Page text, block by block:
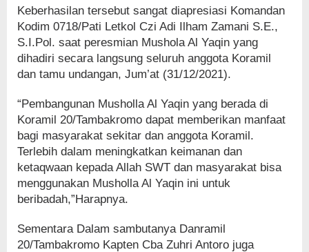
Keberhasilan tersebut sangat diapresiasi Komandan
Kodim 0718/Pati Letkol Czi Adi Ilham Zamani S.E.,
S.I.Pol. saat peresmian Mushola Al Yaqin yang
dihadiri secara langsung seluruh anggota Koramil
dan tamu undangan, Jum’at (31/12/2021).
“Pembangunan Musholla Al Yaqin yang berada di
Koramil 20/Tambakromo dapat memberikan manfaat
bagi masyarakat sekitar dan anggota Koramil.
Terlebih dalam meningkatkan keimanan dan
ketaqwaan kepada Allah SWT dan masyarakat bisa
menggunakan Musholla Al Yaqin ini untuk
beribadah,”Harapnya.
Sementara Dalam sambutanya Danramil
20/Tambakromo Kapten Cba Zuhri Antoro juga